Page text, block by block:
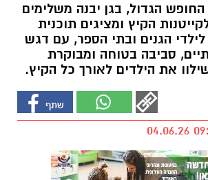
הגדול, בגן יבנה משלימים
הקיץ ומציגים תוכנית
לילדי הגנים ובתי הספר, עם דגש
סביבה בטוחה ומבוקרת
את הילדים לאורך כל הקיץ.